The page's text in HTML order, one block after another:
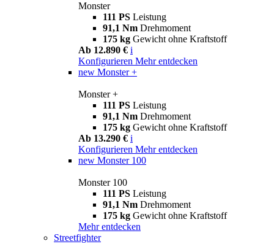
Monster
111 PS Leistung
91,1 Nm Drehmoment
175 kg Gewicht ohne Kraftstoff
Ab 12.890 € i
Konfigurieren Mehr entdecken
new Monster +
Monster +
111 PS Leistung
91,1 Nm Drehmoment
175 kg Gewicht ohne Kraftstoff
Ab 13.290 € i
Konfigurieren Mehr entdecken
new Monster 100
Monster 100
111 PS Leistung
91,1 Nm Drehmoment
175 kg Gewicht ohne Kraftstoff
Mehr entdecken
Streetfighter